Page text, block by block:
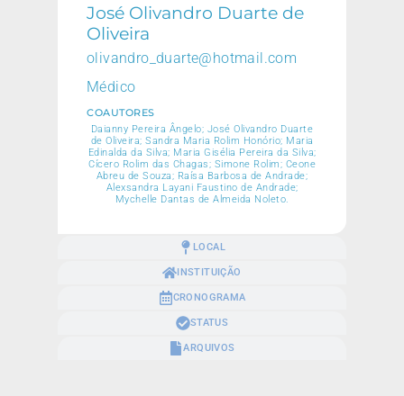
LOCAL
INSTITUIÇÃO
CRONOGRAMA
STATUS
ARQUIVOS
José Olivandro Duarte de
Oliveira
olivandro_duarte@hotmail.com
Médico
COAUTORES
Daianny Pereira Ângelo; José Olivandro Duarte
de Oliveira; Sandra Maria Rolim Honório; Maria
Edinalda da Silva; Maria Gisélia Pereira da Silva;
Cícero Rolim das Chagas; Simone Rolim; Ceone
Abreu de Souza; Raísa Barbosa de Andrade;
Alexsandra Layani Faustino de Andrade;
Mychelle Dantas de Almeida Noleto.